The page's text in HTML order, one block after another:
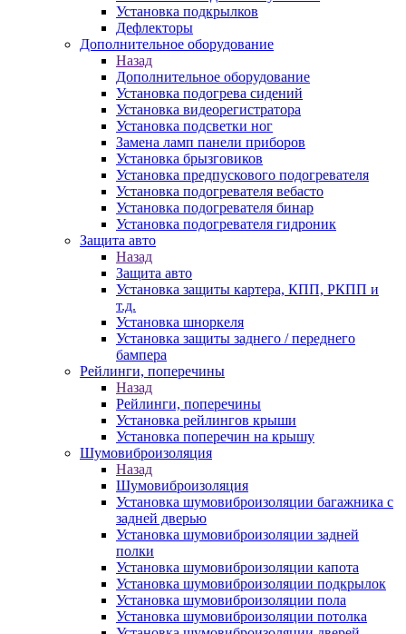
Установка подкрылков
Дефлекторы
Дополнительное оборудование
Назад
Дополнительное оборудование
Установка подогрева сидений
Установка видеорегистратора
Установка подсветки ног
Замена ламп панели приборов
Установка брызговиков
Установка предпускового подогревателя
Установка подогревателя вебасто
Установка подогревателя бинар
Установка подогревателя гидроник
Защита авто
Назад
Защита авто
Установка защиты картера, КПП, РКПП и
т.д.
Установка шноркеля
Установка защиты заднего / переднего
бампера
Рейлинги, поперечины
Назад
Рейлинги, поперечины
Установка рейлингов крыши
Установка поперечин на крышу
Шумовиброизоляция
Назад
Шумовиброизоляция
Установка шумовиброизоляции багажника с
задней дверью
Установка шумовиброизоляции задней
полки
Установка шумовиброизоляции капота
Установка шумовиброизоляции подкрылок
Установка шумовиброизоляции пола
Установка шумовиброизоляции потолка